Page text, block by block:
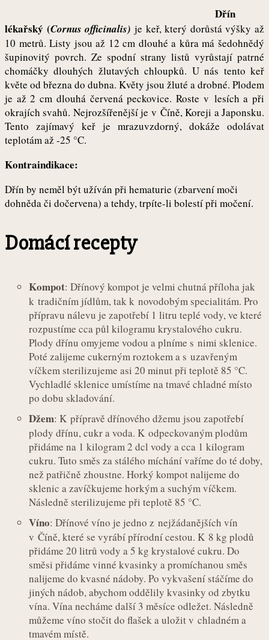
Dřín
lékařský (Cornus officinalis) je keř, který dorůstá výšky až
10 metrů. Listy jsou až 12 cm dlouhé a kůra má šedohnědý
šupinovitý povrch. Ze spodní strany listů vyrůstají patrné
chomáčky dlouhých žlutavých chloupků. U nás tento keř
květe od března do dubna. Květy jsou žluté a drobné. Plodem
je až 2 cm dlouhá červená peckovice. Roste v lesích a při
okrajích svahů. Nejrozšířenější je v Číně, Koreji a Japonsku.
Tento zajímavý keř je mrazuvzdorný, dokáže odolávat
teplotám až -25 °C.
Kontraindikace:
Dřín by neměl být užíván při hematurie (zbarvení moči
dohněda či dočervena) a tehdy, trpíte-li bolestí při močení.
Domácí recepty
Kompot: Dřínový kompot je velmi chutná příloha jak
k tradičním jídlům, tak k novodobým specialitám. Pro
přípravu nálevu je zapotřebí 1 litru teplé vody, ve které
rozpustíme cca půl kilogramu krystalového cukru.
Plody dřínu omyjeme vodou a plníme s nimi sklenice.
Poté zalijeme cukerným roztokem a s uzavřeným
víčkem sterilizujeme asi 20 minut při teplotě 85 °C.
Vychladlé sklenice umístíme na tmavé chladné místo
po dobu skladování.
Džem: K přípravě dřínového džemu jsou zapotřebí
plody dřínu, cukr a voda. K odpeckovaným plodům
přidáme na 1 kilogram 2 dcl vody a cca 1 kilogram
cukru. Tuto směs za stálého míchání vaříme do té doby,
než patřičně zhoustne. Horký kompot nalijeme do
sklenic a zavíčkujeme horkým a suchým víčkem.
Následně sterilizujeme při teplotě 85 °C.
Víno: Dřínové víno je jedno z nejžádanějších vín
v Číně, které se vyrábí přírodní cestou. K 8 kg plodů
přidáme 20 litrů vody a 5 kg krystalové cukru. Do
směsi přidáme vinné kvasinky a promíchanou směs
nalijeme do kvasné nádoby. Po vykvašení stáčíme do
jiných nádob, abychom oddělily kvasinky od zbytku
vína. Vína necháme další 3 měsíce odležet. Následně
můžeme víno stočit do flašek a uložit v chladném a
tmavém místě.